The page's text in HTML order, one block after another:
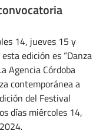
14, jueves 15 y
edición es “Danza
Agencia Córdoba
contemporánea a
del Festival
días miércoles 14,